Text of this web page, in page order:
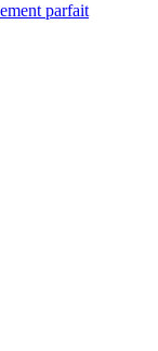
parfait